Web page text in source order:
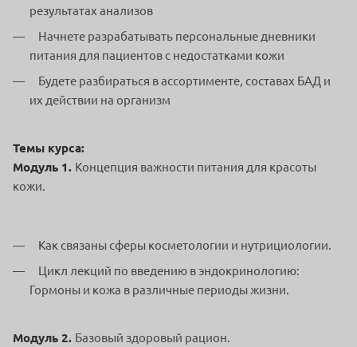
результатах анализов
Начнете разрабатывать персональные дневники
питания для пациентов с недостатками кожи
Будете разбираться в ассортименте, составах БАД и
их действии на организм
Темы курса:
Модуль 1. Концепция важности питания для красоты
кожи.
Как связаны сферы косметологии и нутрициологии.
Цикл лекций по введению в эндокринологию:
Гормоны и кожа в различные периоды жизни.
Модуль 2. Базовый здоровый рацион.